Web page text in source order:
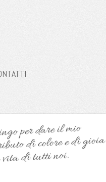
per dare il mio
di colore e di gioia
di tutti noi.